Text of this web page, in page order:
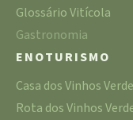
Glossário Vitícola
Gastronomia
ENOTURISMO
Casa dos Vinhos
Rota dos Vinhos